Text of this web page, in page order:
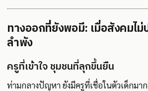
ทางออกที่ยังพอมี: เมื่อสังคมไม่
ลำพัง
ครูที่เข้าใจ ชุมชนที่ลุกขึ้นยืน
ท่ามกลางปัญหา ยังมีครูที่เชื่อในตัวเด็กมา